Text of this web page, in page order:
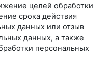
целей обработки
срока действия
данных или отзыв
данных, а также
персональных